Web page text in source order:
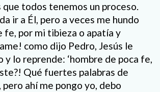
que todos tenemos un proceso.
ir a Él, pero a veces me hundo
fe, por mi tibieza o apatía y
como dijo Pedro, Jesús le
y lo reprende: ‘hombre de poca fe,
Qué fuertes palabras de
pero ahí me pongo yo, debo